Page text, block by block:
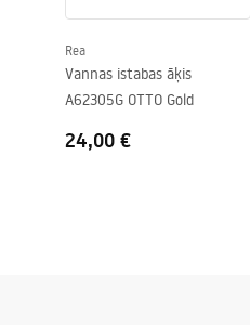
Rea
Vannas istabas āķis
A62305G OTTO Gold
24,00 €